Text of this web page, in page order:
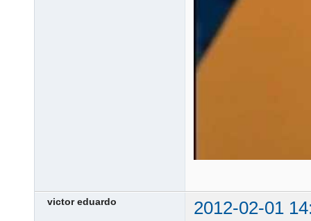
victor eduardo
2012-02-01